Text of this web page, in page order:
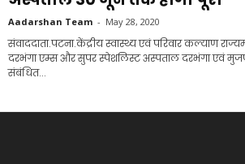
Aadarshan Team - May 28, 2020
संवाददाता.पटना.केंद्रीय स्वास्थ्य एवं परिवार कल्याण
दरभंगा एम्स और सुपर स्पेशलिस्ट अस्पताल दरभंगा एवं
संबंधित...